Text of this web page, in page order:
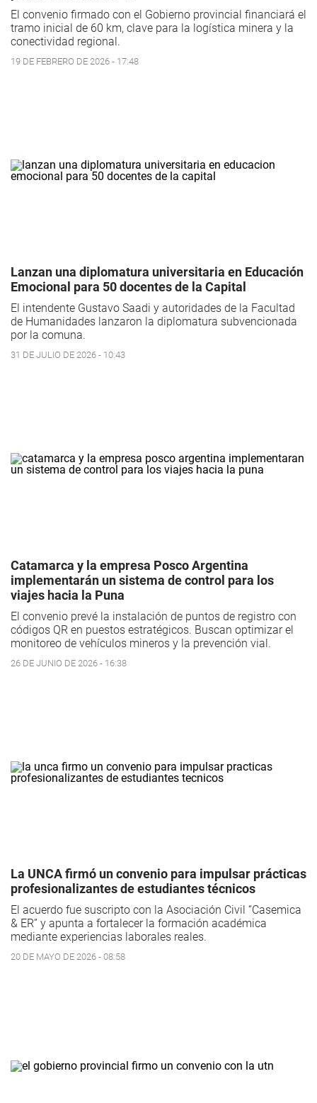
El convenio firmado con el Gobierno provincial financiará el
tramo inicial de 60 km, clave para la logística minera y la
conectividad regional.
19 DE FEBRERO DE 2026 - 17:48
Lanzan una diplomatura universitaria en Educación
Emocional para 50 docentes de la Capital
El intendente Gustavo Saadi y autoridades de la Facultad
de Humanidades lanzaron la diplomatura subvencionada
por la comuna.
31 DE JULIO DE 2026 - 10:43
Catamarca y la empresa Posco Argentina
implementarán un sistema de control para los
viajes hacia la Puna
El convenio prevé la instalación de puntos de registro con
códigos QR en puestos estratégicos. Buscan optimizar el
monitoreo de vehículos mineros y la prevención vial.
26 DE JUNIO DE 2026 - 16:38
La UNCA firmó un convenio para impulsar prácticas
profesionalizantes de estudiantes técnicos
El acuerdo fue suscripto con la Asociación Civil “Casemica
& ER” y apunta a fortalecer la formación académica
mediante experiencias laborales reales.
20 DE MAYO DE 2026 - 08:58